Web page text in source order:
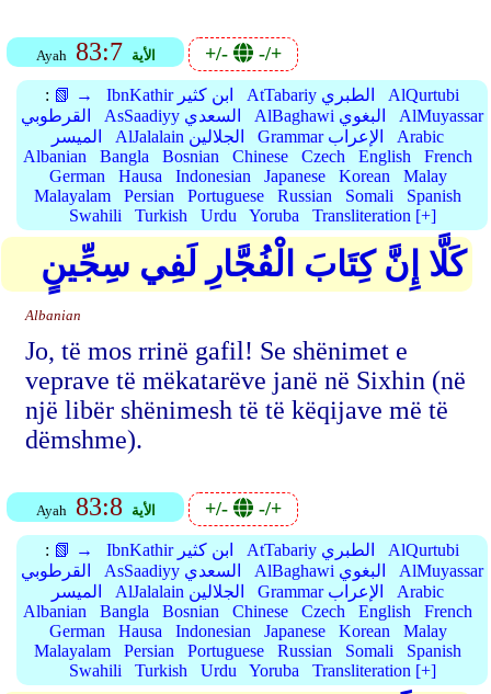
Ayah 83:7 الأية +/- -/+
: 📗 → IbnKathir ابن كثير AtTabariy الطبري
AlQurtubi
القرطوبي
AsSaadiyy السعدي AlBaghawi البغوي
AlMuyassar
الميسر
AlJalalain الجلالين Grammar الإعراب
Arabic
Albanian
Bangla Bosnian Chinese Czech English
French
German
Hausa Indonesian Japanese Korean
Malay
Malayalam
Persian Portuguese Russian Somali
Spanish
Swahili
Turkish Urdu Yoruba Transliteration [+]
كَلَّا إِنَّ كِتَابَ الْفُجَّارِ لَفِي سِجِّينٍ
Albanian
Jo, të mos rrinë gafil! Se shënimet e
veprave të mëkatarëve janë në Sixhin (në
një libër shënimesh të të këqijave më të
dëmshme).
Ayah 83:8 الأية +/- -/+
: 📗 → IbnKathir ابن كثير AtTabariy الطبري
AlQurtubi
القرطوبي
AsSaadiyy السعدي AlBaghawi البغوي
AlMuyassar
الميسر
AlJalalain الجلالين Grammar الإعراب
Arabic
Albanian
Bangla Bosnian Chinese Czech English
French
German
Hausa Indonesian Japanese Korean
Malay
Malayalam
Persian Portuguese Russian Somali
Spanish
Swahili
Turkish Urdu Yoruba Transliteration [+]